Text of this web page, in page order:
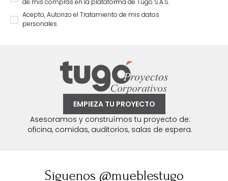
de mis compras en la plataforma de Tugó S.A.S.
Acepto, Autorizo el Tratamiento de mis datos
personales.
EMPIEZA TU PROYECTO
Asesoramos y construímos tu proyecto de:
oficina, comidas, auditorios, salas de espera.
Síguenos @mueblestugo